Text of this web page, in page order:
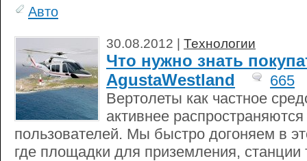
Авто
30.08.2012 | Технологии
Что нужно знать
AgustaWestland
665
Вертолеты как частное
активнее
пользователей. Мы быстро догоняем в
где площадки для приземления, станции